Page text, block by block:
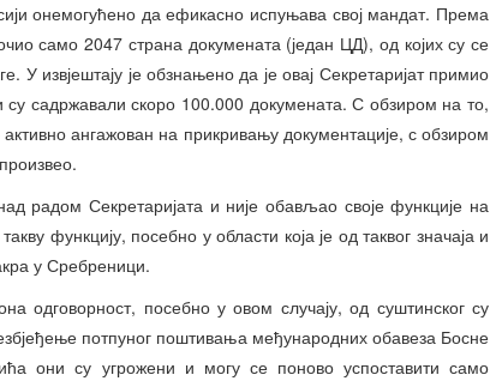
онемогућено да ефикасно испуњава свој мандат. Према
само 2047 страна докумената (један ЦД), од којих су се
У извјештају је обзнањено да је овај Секретаријат примио
садржавали скоро 100.000 докумената. С обзиром на то,
активно ангажован на прикривању документације, с обзиром
радом Секретаријата и није обављао своје функције на
функцију, посебно у области која је од таквог значаја и
у Сребреници.
одговорност, посебно у овом случају, од суштинског су
потпуног поштивања међународних обавеза Босне
они су угрожени и могу се поново успоставити само